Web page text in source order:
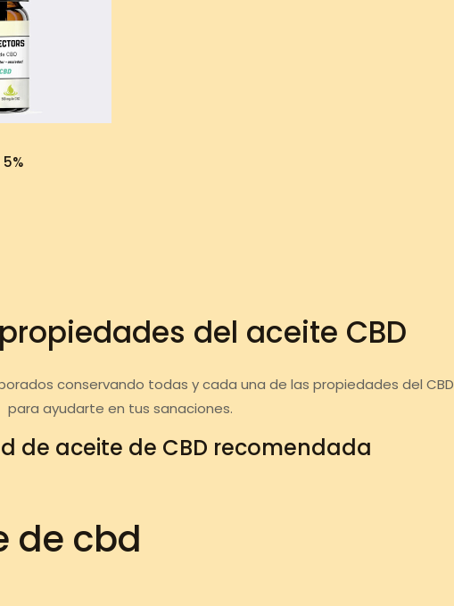
del aceite CBD
conservando todas y cada una de las propiedades del CBD
para ayudarte en tus sanaciones.
de aceite de CBD recomendada
de cbd